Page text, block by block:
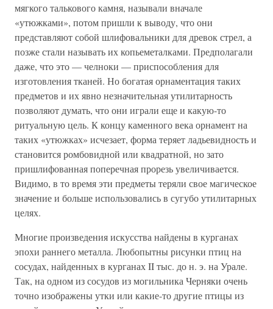
мягкого талькового камня, называли вначале
«утюжками», потом пришли к выводу, что они
представляют собой шлифовальники для древок стрел, а
позже стали называть их копьеметалками. Предполагали
даже, что это — челноки — приспособления для
изготовления тканей. Но богатая орнаментация таких
предметов и их явно незначительная утилитарность
позволяют думать, что они играли еще и какую-то
ритуальную цель. К концу каменного века орнамент на
таких «утюжках» исчезает, форма теряет ладьевидность и
становится ромбовидной или квадратной, но зато
пришлифованная поперечная прорезь увеличивается.
Видимо, в то время эти предметы теряли свое магическое
значение и больше использовались в сугубо утилитарных
целях.
Многие произведения искусства найдены в курганах
эпохи раннего металла. Любопытны рисунки птиц на
сосудах, найденных в курганах II тыс. до н. э. на Урале.
Так, на одном из сосудов из могильника Черняки очень
точно изображены утки или какие-то другие птицы из